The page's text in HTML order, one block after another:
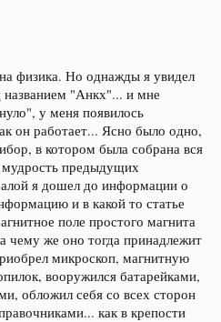
физика. Но однажды я увидел
"Анкх"... и мне
у меня появилось
он работает... Ясно было одно,
в котором была собрана вся
мудрость предыдущих
я дошел до информации о
и в какой то статье
поле простого магнита
чему же оно тогда принадлежит
микроскоп, магнитную
вооружился батарейками,
обложил себя со всех сторон
как в крепости